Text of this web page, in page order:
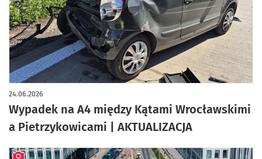
Wypadek na A4 między Kątami Wrocławskimi
a Pietrzykowicami | AKTUALIZACJA
24.06.2026